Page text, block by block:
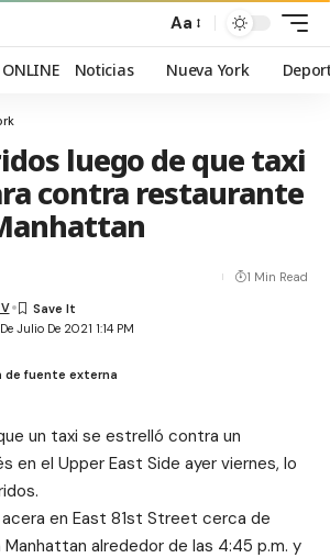
Aa
Noticias Nueva York
luego de que taxi
contra restaurante
Julio De 2021 1:14 PM
1 Min Read
de fuente externa
un taxi se estrelló contra un
en el Upper East Side ayer viernes, lo
en East 81st Street cerca de
alrededor de las 4:45 p.m. y